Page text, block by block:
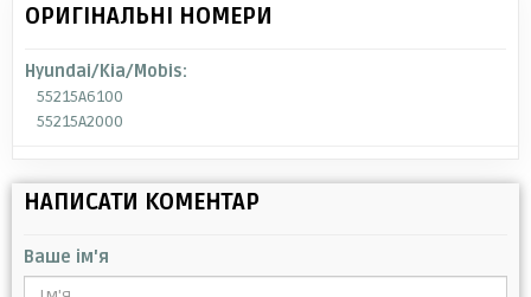
ОРИГІНАЛЬНІ НОМЕРИ
Hyundai/Kia/Mobis:
55215A6100
55215A2000
НАПИСАТИ КОМЕНТАР
Ваше ім'я